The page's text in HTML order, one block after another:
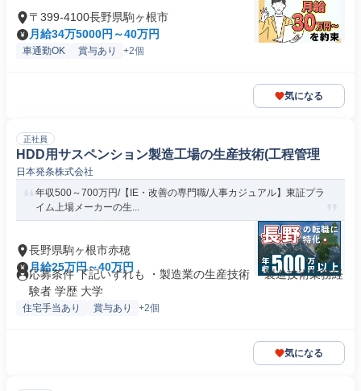
〒399-4100長野県駒ヶ根市
月給34万5000円～40万円
車通勤OK 賞与あり +2個
気になる
正社員
HDD用サスペンション製造工場の生産技術(工程管理
日本発条株式会社
年収500～700万円/【IE・改善の専門職/人事カジュアル】東証プラ
イム上場メーカーの生...
長野県駒ヶ根市赤穂
月給25万円～40万円
応募条件 下記いずれも ・製造業の生産技術 ・製造技術業務経
験者 学歴 大学
住宅手当あり 賞与あり +2個
気になる